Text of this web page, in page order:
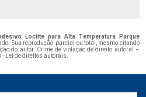
Loctite para Alta Temperatura Parque
Sua reprodução, parcial ou total, mesmo citando
do autor. Crime de violação de direito autoral –
- Lei de direitos autorais.